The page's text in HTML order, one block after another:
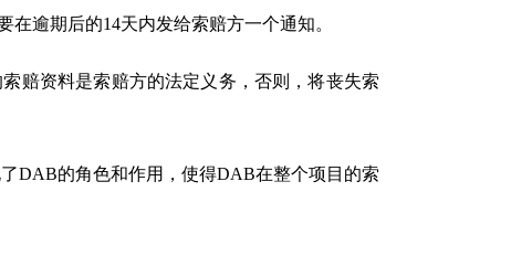
逾期后的14天内发给索赔方一个通知。
赔资料是索赔方的法定义务，否则，将丧失索
DAB的角色和作用，使得DAB在整个项目的索